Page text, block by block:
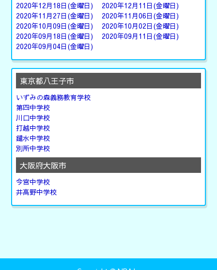
2020年12月18日(金曜日)
2020年12月11日(金曜日)
2020年11月27日(金曜日)
2020年11月06日(金曜日)
2020年10月09日(金曜日)
2020年10月02日(金曜日)
2020年09月18日(金曜日)
2020年09月11日(金曜日)
2020年09月04日(金曜日)
東京都八王子市
いずみの森義務教育学校
第四中学校
川口中学校
打越中学校
鑓水中学校
別所中学校
大阪府大阪市
今宮中学校
井高野中学校